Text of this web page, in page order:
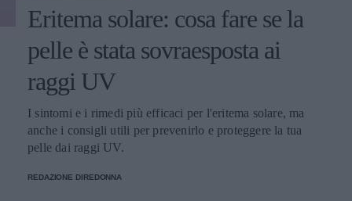
Eritema solare: cosa fare se la
pelle è stata sovraesposta ai
raggi UV
I sintomi e i rimedi più efficaci per l'eritema solare, ma
anche i consigli utili per prevenirlo e proteggere la tua
pelle dai raggi UV.
REDAZIONE DIREDONNA